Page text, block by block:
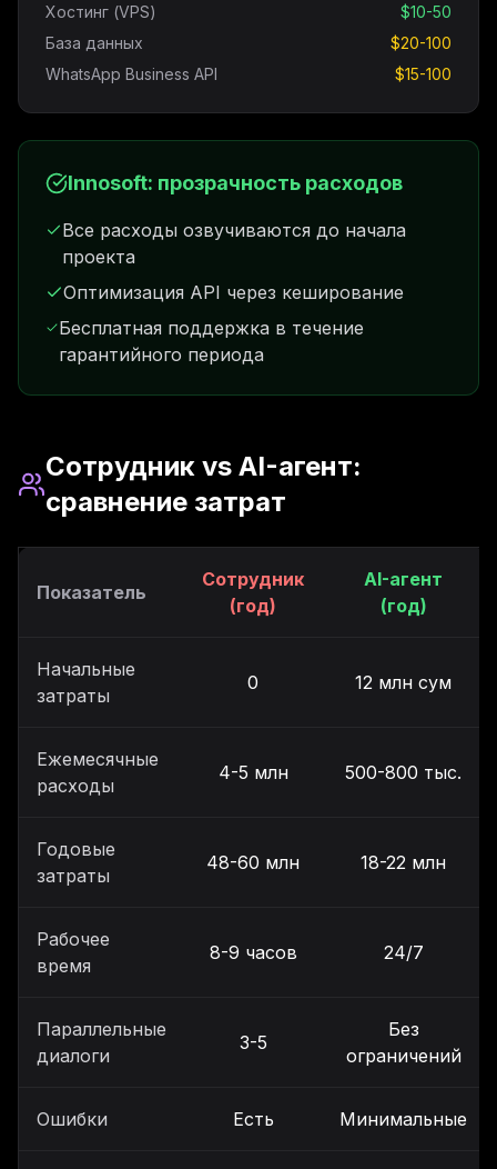
Хостинг (VPS)
$10-50
База данных
$20-100
WhatsApp Business API
$15-100
Innosoft: прозрачность расходов
Все расходы озвучиваются до начала
проекта
Оптимизация API через кеширование
Бесплатная поддержка в течение
гарантийного периода
Сотрудник vs AI-агент:
сравнение затрат
Показатель
Сотрудник
(год)
AI-агент
(год)
Начальные
затраты
0 12 млн сум
Ежемесячные
расходы
4-5 млн 500-800 тыс.
Годовые
затраты
48-60 млн 18-22 млн
Рабочее
время
8-9 часов 24/7
Параллельные
диалоги
3-5
Без
ограничений
Ошибки Есть Минимальные